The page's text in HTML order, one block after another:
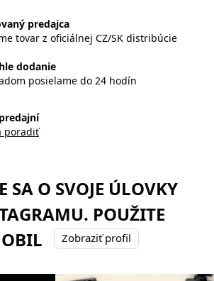
predajca
tovar z oficiálnej CZ/SK distribúcie
dodanie
posielame do 24 hodín
poradiť
SA O SVOJE ÚLOVKY
POUŽITE
Zobraziť profil